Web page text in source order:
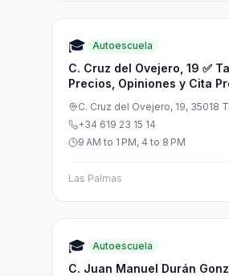
🎓 Autoescuela
C. Cruz del Ovejero, 19 ✅
Precios, Opiniones y Cita
C. Cruz del Ovejero, 19, 35018
España
+34 619 23 15 14
9 AM to 1 PM, 4 to 8 PM
Las Palmas
🎓 Autoescuela
C. Juan Manuel Durán